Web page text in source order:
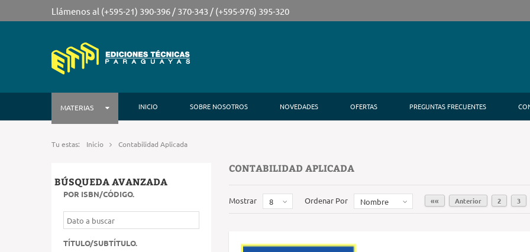
Llámenos al (+595-21) 390-396 / 370-343 / (+595-976) 395-320
MATERIAS INICIO SOBRE NOSOTROS NOVEDADES OFERTAS PREGUNTAS FRECUENTES
Tu estas: Inicio Contabilidad Aplicada
BÚSQUEDA AVANZADA
POR ISBN/CÓDIGO.
TÍTULO/SUBTÍTULO.
CONTABILIDAD APLICADA
Mostrar 8 Ordenar Por Nombre «« Anterior 2 3